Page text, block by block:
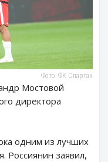
Фото: ФК Спартак
Мостовой
директора
одним из лучших
Россиянин заявил,